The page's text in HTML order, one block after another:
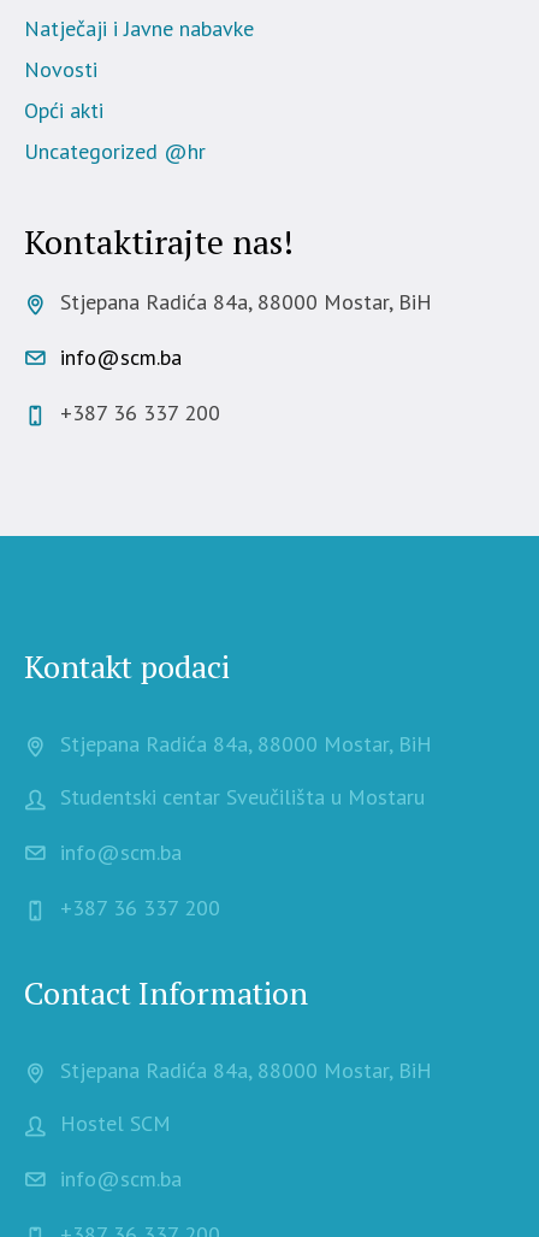
Natječaji i Javne nabavke
Novosti
Opći akti
Uncategorized @hr
Kontaktirajte nas!
Stjepana Radića 84a, 88000 Mostar, BiH
info@scm.ba
+387 36 337 200
Kontakt podaci
Stjepana Radića 84a, 88000 Mostar, BiH
Studentski centar Sveučilišta u Mostaru
info@scm.ba
+387 36 337 200
Contact Information
Stjepana Radića 84a, 88000 Mostar, BiH
Hostel SCM
info@scm.ba